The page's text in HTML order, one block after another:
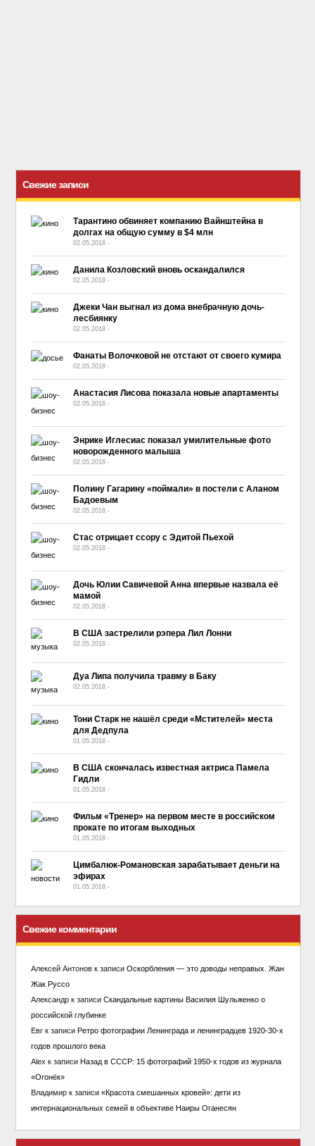
Свежие записи
Тарантино обвиняет компанию Вайнштейна в
долгах на общую сумму в $4 млн
02.05.2018 -
Данила Козловский вновь оскандалился
02.05.2018 -
Джеки Чан выгнал из дома внебрачную дочь-
лесбиянку
02.05.2018 -
Фанаты Волочковой не отстают от своего кумира
02.05.2018 -
Анастасия Лисова показала новые апартаменты
02.05.2018 -
Энрике Иглесиас показал умилительные фото
новорожденного малыша
02.05.2018 -
Полину Гагарину «поймали» в постели с Аланом
Бадоевым
02.05.2018 -
Стас отрицает ссору с Эдитой Пьехой
02.05.2018 -
Дочь Юлии Савичевой Анна впервые назвала её
мамой
02.05.2018 -
В США застрелили рэпера Лил Лонни
02.05.2018 -
Дуа Липа получила травму в Баку
02.05.2018 -
Тони Старк не нашёл среди «Мстителей» места
для Дедпула
01.05.2018 -
В США скончалась известная актриса Памела
Гидли
01.05.2018 -
Фильм «Тренер» на первом месте в российском
прокате по итогам выходных
01.05.2018 -
Цимбалюк-Романовская зарабатывает деньги на
эфирах
01.05.2018 -
Свежие комментарии
Алексей Антоновк записи Оскорбления — это доводы неправых. Жан
Жак Руссо
Александрк записи Скандальные картины Василия Шульженко о
российской глубинке
Евгк записи Ретро фотографии Ленинграда и ленинградцев 1920-30-х
годов прошлого века
Alex к записи Назад в СССР: 15 фотографий 1950-х годов из журнала
«Огонёк»
Владимирк записи «Красота смешанных кровей»: дети из
интернациональных семей в объективе Наиры Оганесян